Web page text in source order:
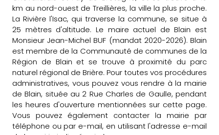
km au nord-ouest de Treillières, la ville la plus proche.
La Rivière l'Isac, qui traverse la commune, se situe à
25 mètres d'altitude. Le maire actuel de Blain est
Monsieur Jean-Michel BUF (mandat 2020-2026). Blain
est membre de la Communauté de communes de la
Région de Blain et se trouve à proximité du parc
naturel régional de Brière. Pour toutes vos procédures
administratives, vous pouvez vous rendre à la mairie
de Blain, située au 2 Rue Charles de Gaulle, pendant
les heures d'ouverture mentionnées sur cette page.
Vous pouvez également contacter la mairie par
téléphone ou par e-mail, en utilisant l'adresse e-mail